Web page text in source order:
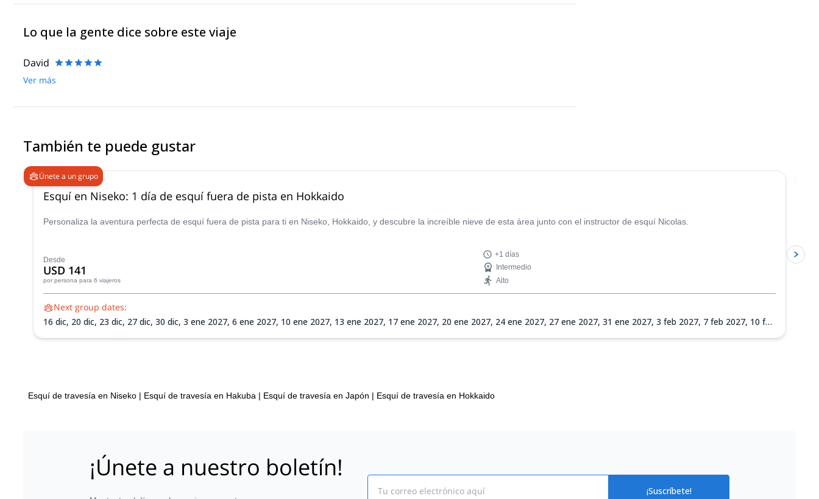
Lo que la gente dice sobre este viaje
David
Ver más
También te puede gustar
Únete a un grupo
Esquí en Niseko: 1 día de esquí fuera de pista en Hokkaido
Personaliza la aventura perfecta de esquí fuera de pista para ti en Niseko, Hokkaido, y descubre la increíble nieve de esta área junto con el instructor de esquí Nicolas.
Desde
USD 141
por persona para 6 viajeros
+1 días
Intermedio
Alto
Next group dates:
16 dic, 20 dic, 23 dic, 27 dic, 30 dic, 3 ene 2027, 6 ene 2027, 10 ene 2027, 13 ene 2027, 17 ene 2027, 20 ene 2027, 24 ene 2027, 27 ene 2027, 31 ene 2027, 3 feb 2027, 7 feb 2027, 10 feb
Esquí de travesía en Niseko | Esquí de travesía en Hakuba | Esquí de travesía en Japón | Esquí de travesía en Hokkaido
¡Únete a nuestro boletín!
¡Suscríbete!